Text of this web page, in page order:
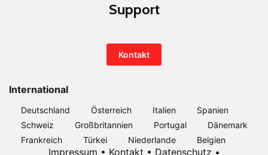
Support
Kontakt
International
Deutschland Österreich Italien
Spanien
Schweiz
Großbritannien Portugal
Dänemark
Frankreich
Türkei Niederlande Belgien
Impressum • Kontakt • Datenschutz •